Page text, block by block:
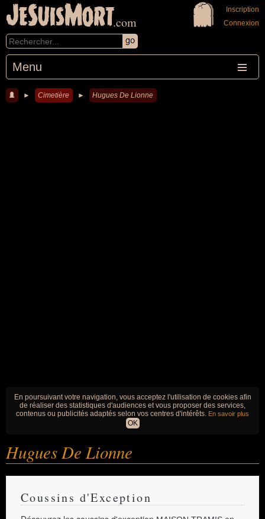
JeSuisMort.com
Menu
Inscription
Connexion
► Cimetière ► Hugues De Lionne
En poursuivant votre navigation, vous acceptez l'utilisation de cookies afin
de réaliser des statistiques d'audiences et vous proposer des services,
contenus ou publicités adaptés selon vos centres d'intérêts. En savoir plus
OK
Hugues De Lionne
Coussins d'Exception